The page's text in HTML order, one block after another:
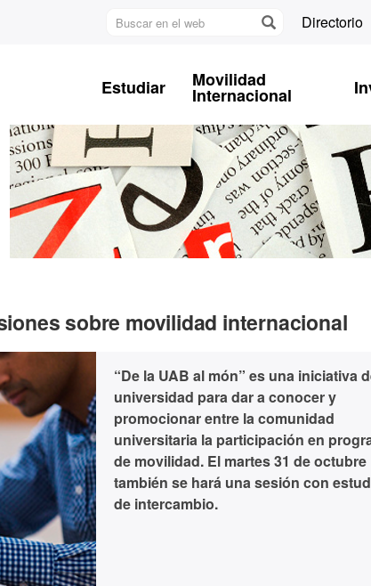
Buscar
Directorio
Estudiar Movilidad
Internacional
sobre movilidad internacional
“De la UAB al món” es una iniciativa
universidad para dar a conocer y
promocionar entre la comunidad
universitaria la participación en
de movilidad. El martes 31 de octubre
también se hará una sesión con
de intercambio.